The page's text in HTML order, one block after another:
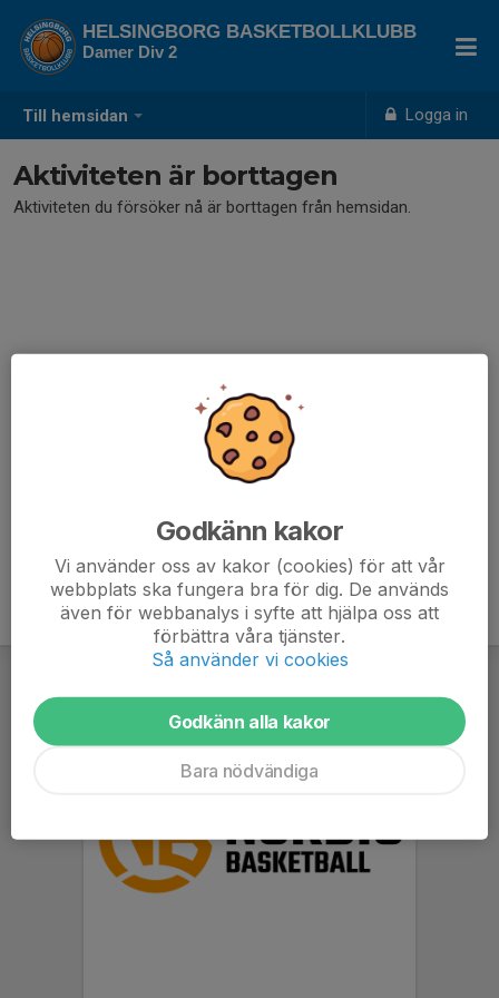
Till hemsidan Logga in
HELSINGBORG BASKETBOLLKLUBB
Damer Div 2
Aktiviteten är borttagen
Aktiviteten du försöker nå är borttagen från hemsidan.
Godkänn kakor
Vi använder oss av kakor (cookies) för att vår
webbplats ska fungera bra för dig. De används
även för webbanalys i syfte att hjälpa oss att
förbättra våra tjänster.
Så använder vi cookies
Godkänn alla kakor
Bara nödvändiga